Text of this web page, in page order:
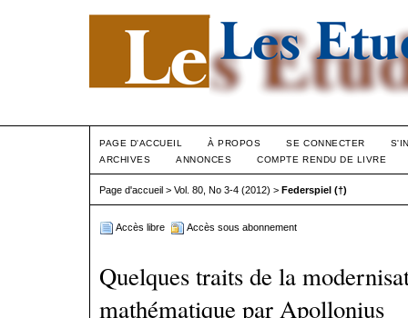
PAGE D'ACCUEIL À PROPOS SE CONNECTER
ARCHIVES
ANNONCES COMPTE RENDU DE LIVRE
Page d'accueil > Vol. 80, No 3-4 (2012) > Federspiel (†)
Accès libre Accès sous abonnement
Quelques traits de la
mathématique par Apollonius